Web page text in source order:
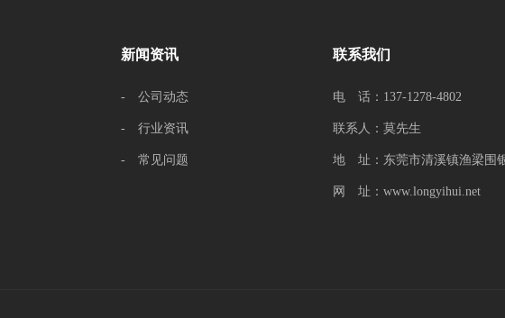
新闻资讯
- 公司动态
- 行业资讯
- 常见问题
联系我们
电 话：137-1278-4802
联系人：莫先生
地 址：东莞市清溪镇渔梁围
网 址：www.longyihui.net